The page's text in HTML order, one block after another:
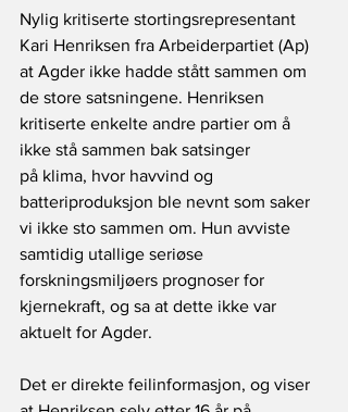
Nylig kritiserte stortingsrepresentant
Kari Henriksen fra Arbeiderpartiet (Ap)
at Agder ikke hadde stått sammen om
de store satsningene. Henriksen
kritiserte enkelte andre partier om å
ikke stå sammen bak satsinger
på klima, hvor havvind og
batteriproduksjon ble nevnt som saker
vi ikke sto sammen om. Hun avviste
samtidig utallige seriøse
forskningsmiljøers prognoser for
kjernekraft, og sa at dette ikke var
aktuelt for Agder.
Det er direkte feilinformasjon, og viser